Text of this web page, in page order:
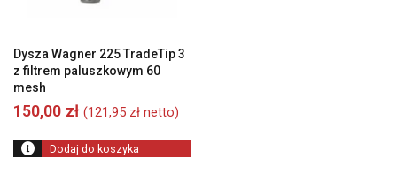
Dysza Wagner 225 TradeTip 3
z filtrem paluszkowym 60
mesh
150,00 zł (121,95 zł netto)
Dodaj do koszyka